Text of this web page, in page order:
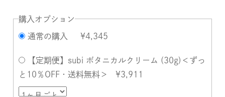
購入オプション
¥4,345
【定期便】subi ボタニカルクリーム (30g)＜ずっ
と10％OFF・送料無料＞ ¥3,911